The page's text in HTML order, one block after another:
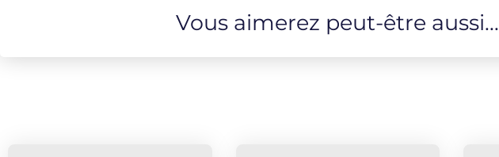
Vous aimerez peut-être aussi...